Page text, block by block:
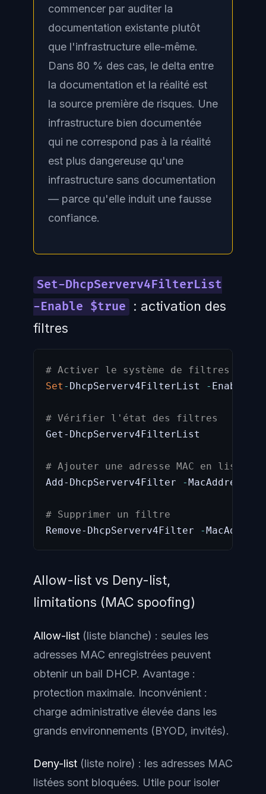
commencer par auditer la
documentation existante plutôt
que l'infrastructure elle-même.
Dans 80 % des cas, le delta entre
la documentation et la réalité est
la source première de risques. Une
infrastructure bien documentée
qui ne correspond pas à la réalité
est plus dangereuse qu'une
infrastructure sans documentation
— parce qu'elle induit une fausse
confiance.
Set-DhcpServerv4FilterList
-Enable $true
: activation des
filtres
# Activer le système de filtres MAC
Set - DhcpServerv4FilterList - Enable
# Vérifier l'état des filtres
Get-DhcpServerv4FilterList
# Ajouter une adresse MAC en liste
Add-DhcpServerv4Filter
-MacAddress
# Supprimer un filtre
Remove-DhcpServerv4Filter
-
Allow-list vs Deny-list,
limitations (MAC spoofing)
Allow-list (liste blanche) : seules les
adresses MAC enregistrées peuvent
obtenir un bail DHCP. Avantage :
protection maximale. Inconvénient :
charge administrative élevée dans les
grands environnements (BYOD, invités).
Deny-list (liste noire) : les adresses MAC
listées sont bloquées. Utile pour isoler